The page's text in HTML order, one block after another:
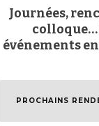
Journées,
colloque…
événements
PROCHAINS